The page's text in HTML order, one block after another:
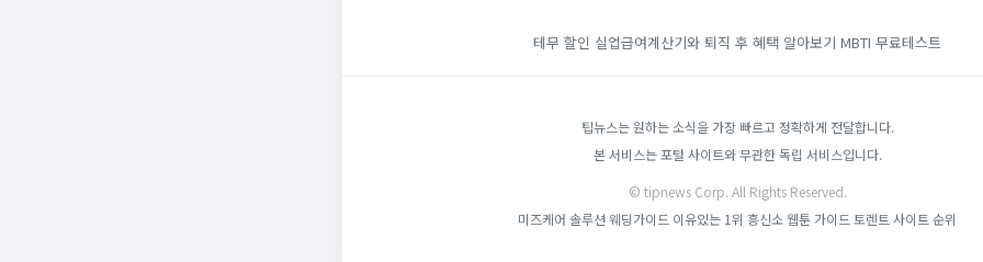
테무 할인 실업급여계산기와 퇴직 후 혜택 알아보기 MBTI 무료테스트
팁뉴스는 원하는 소식을 가장 빠르고 정확하게 전달합니다.
본 서비스는 포털 사이트와 무관한 독립 서비스입니다.
© tipnews Corp. All Rights Reserved.
미즈케어 솔루션웨딩가이드 이유있는 1위 흥신소웹툰 가이드 토렌트 사이트 순위